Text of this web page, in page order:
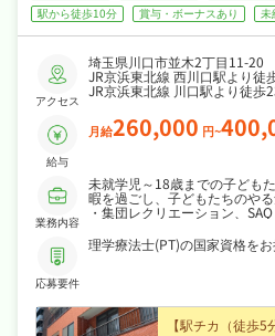
駅から徒歩10分
賞与・ボーナスあり 未
アクセス
埼玉県川口市並木2丁目11-20
JR京浜東北線 西川口駅より徒
JR京浜東北線 川口駅より徒歩
給与
月給260,000 円~
業務内容
未就学児～18歳までの子ども
暇を過ごし、子どもたちのや
・集団レクリエーション、
・学校や社会で必要となるソ
※職員1人あたり2～3人の子ど
応募要件
理学療法士(PT)の国家資格を
【駅チカ（徒歩